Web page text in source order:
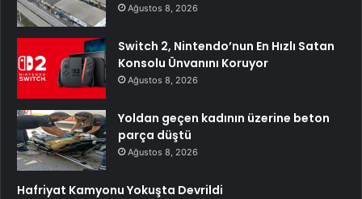
Ağustos 8, 2026
Switch 2, Nintendo’nun En Hızlı Satan
Konsolu Ünvanını Koruyor
Ağustos 8, 2026
Yoldan geçen kadının üzerine beton
parça düştü
Ağustos 8, 2026
Hafriyat Kamyonu Yokuşta Devrildi